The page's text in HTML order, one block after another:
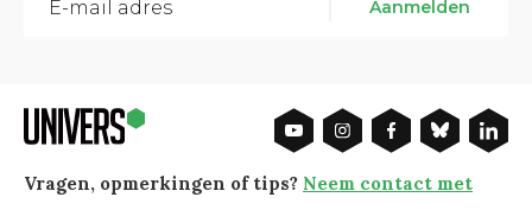
Aanmelden
Vragen, opmerkingen of tips? Neem contact met